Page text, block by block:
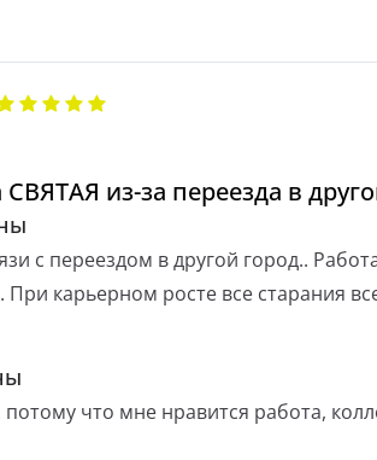
из-за переезда в
с переездом в другой город..
карьерном росте все старания
что мне нравится работа,